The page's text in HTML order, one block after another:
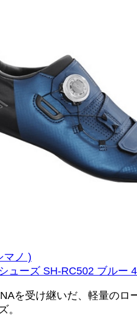
マノ )
ューズ SH-RC502 ブルー
を受け継いだ、軽量のロ
。